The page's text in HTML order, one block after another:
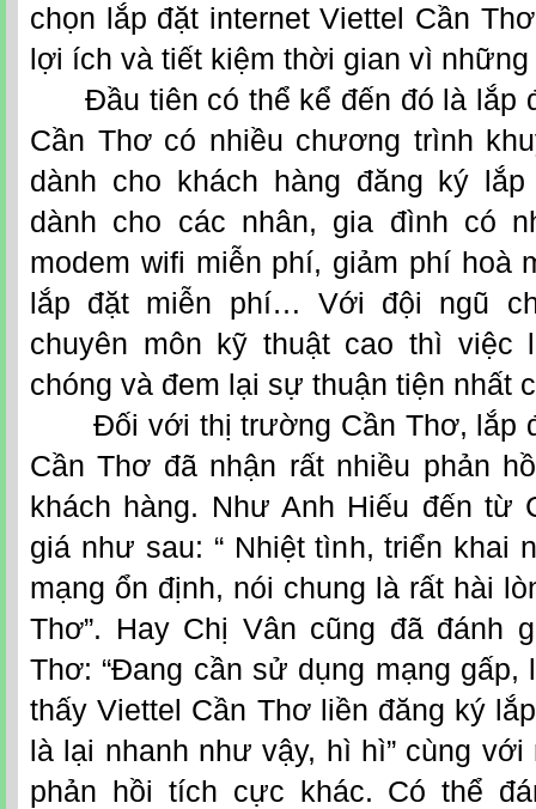
chọn
lắp đặt internet Viettel Cần Thơ
lợi ích và tiết kiệm thời gian vì
Đầu tiên có thể kể đến đó là lắp
Cần Thơcó nhiều chương trình
dành cho khách hàng đăng ký
dành cho các nhân, gia đình có
modem wifi miễn phí, giảm phí hoà
lắp đặt miễn phí… Với đội ngũ
chuyên môn kỹ thuật cao thì việc
chóng và đem lại sự thuận tiện nhất
Đối với thị trường Cần Thơ, lắp
Cần Thơ đã nhận rất nhiều phản
khách hàng. Như Anh Hiếu đến từ
giá như sau: “ Nhiệt tình, triển khai
mạng ổn định, nói chung là rất hài
Thơ”. Hay Chị Vân cũng đã đánh
Thơ: “Đang cần sử dụng mạng gấp,
thấy Viettel Cần Thơ liền đăng ký
là lại nhanh như vậy, hì hì” cùng
phản hồi tích cực khác. Có thể